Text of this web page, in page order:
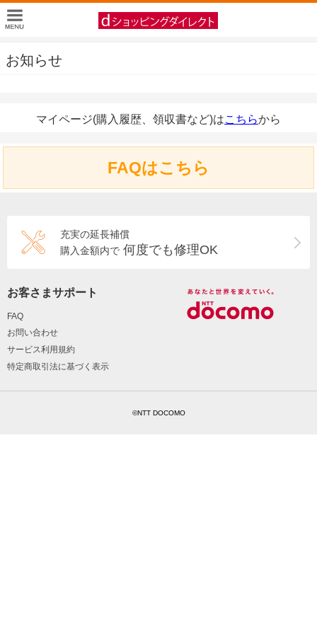
お知らせ
マイページ(購入履歴、領収書など)はこちらから
FAQはこちら
充実の延長補償
購入金額内で 何度でも修理OK
お客さまサポート
FAQ
お問い合わせ
サービス利用規約
特定商取引法に基づく表示
©NTT DOCOMO